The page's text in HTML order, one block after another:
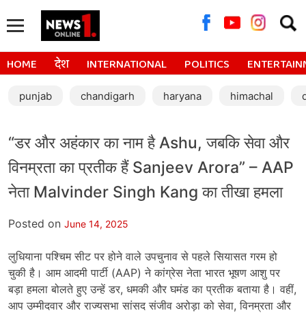
for:
HOME देश INTERNATIONAL POLITICS
punjab chandigarh haryana himachal
“डर और अहंकार का नाम है Ashu, जबकि सेवा और
विनम्रता का प्रतीक हैं Sanjeev Arora” – AAP
नेता Malvinder Singh Kang का तीखा हमला
Posted on June 14, 2025
लुधियाना पश्चिम सीट पर होने वाले उपचुनाव से पहले सियासत गरम हो
चुकी है। आम आदमी पार्टी (AAP) ने कांग्रेस नेता भारत भूषण आशु पर
बड़ा हमला बोलते हुए उन्हें डर, धमकी और घमंड का प्रतीक बताया है। वहीं,
आप उम्मीदवार और राज्यसभा सांसद संजीव अरोड़ा को सेवा, विनम्रता और